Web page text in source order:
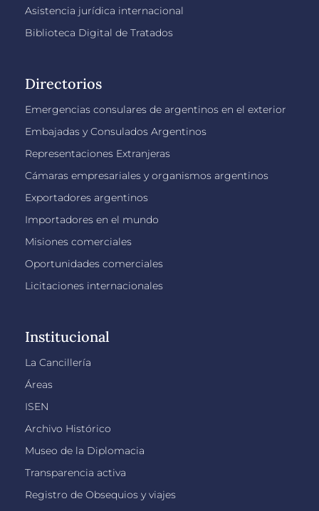
Asistencia jurídica internacional
Biblioteca Digital de Tratados
Directorios
Emergencias consulares de argentinos en el exterior
Embajadas y Consulados Argentinos
Representaciones Extranjeras
Cámaras empresariales y organismos argentinos
Exportadores argentinos
Importadores en el mundo
Misiones comerciales
Oportunidades comerciales
Licitaciones internacionales
Institucional
La Cancillería
Áreas
ISEN
Archivo Histórico
Museo de la Diplomacia
Transparencia activa
Registro de Obsequios y viajes